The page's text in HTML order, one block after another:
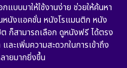
(898)
(17)
บบมาให้ใช้งานง่าย ช่วยให้ค้นหา
หนังแอคชั่น หนังโรแมนติก หนัง
ก็สามารถเลือก ดูหนังฟรี ได้ตรง
ละเพิ่มความสะดวกในการเข้าถึง
ายมากยิ่งขึ้น